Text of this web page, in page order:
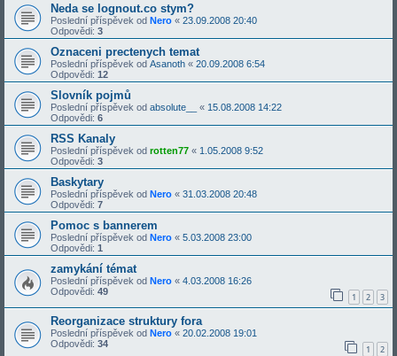
Neda se lognout.co stym?
Poslední příspěvek od Nero « 23.09.2008 20:40
Odpovědi: 3
Oznaceni prectenych temat
Poslední příspěvek od Asanoth « 20.09.2008 6:54
Odpovědi: 12
Slovník pojmů
Poslední příspěvek od absolute__ « 15.08.2008 14:22
Odpovědi: 6
RSS Kanaly
Poslední příspěvek od rotten77 « 1.05.2008 9:52
Odpovědi: 3
Baskytary
Poslední příspěvek od Nero « 31.03.2008 20:48
Odpovědi: 7
Pomoc s bannerem
Poslední příspěvek od Nero « 5.03.2008 23:00
Odpovědi: 1
zamykání témat
Poslední příspěvek od Nero « 4.03.2008 16:26
Odpovědi: 49 1 2 3
Reorganizace struktury fora
Poslední příspěvek od Nero « 20.02.2008 19:01
Odpovědi: 34 1 2